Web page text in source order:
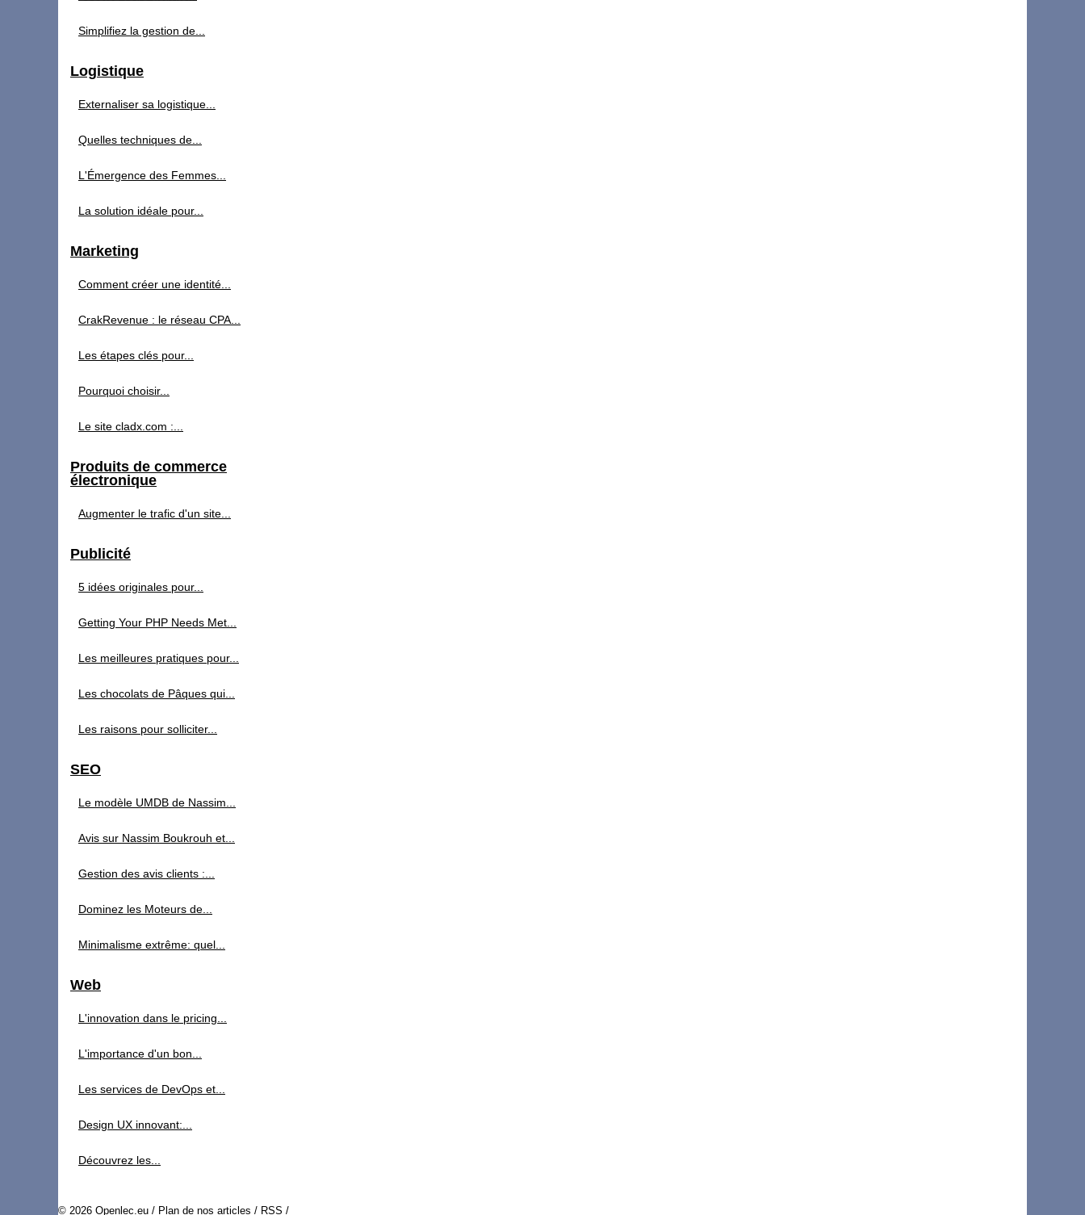
Simplifiez la gestion de...
Logistique
Externaliser sa logistique...
Quelles techniques de...
L'Émergence des Femmes...
La solution idéale pour...
Marketing
Comment créer une identité...
CrakRevenue : le réseau CPA...
Les étapes clés pour...
Pourquoi choisir...
Le site cladx.com :...
Produits de commerce
électronique
Augmenter le trafic d'un site...
Publicité
5 idées originales pour...
Getting Your PHP Needs Met...
Les meilleures pratiques pour...
Les chocolats de Pâques qui...
Les raisons pour solliciter...
SEO
Le modèle UMDB de Nassim...
Avis sur Nassim Boukrouh et...
Gestion des avis clients :...
Dominez les Moteurs de...
Minimalisme extrême: quel...
Web
L'innovation dans le pricing...
L'importance d'un bon...
Les services de DevOps et...
Design UX innovant:...
Découvrez les...
© 2026 Openlec.eu / Plan de nos articles / RSS /